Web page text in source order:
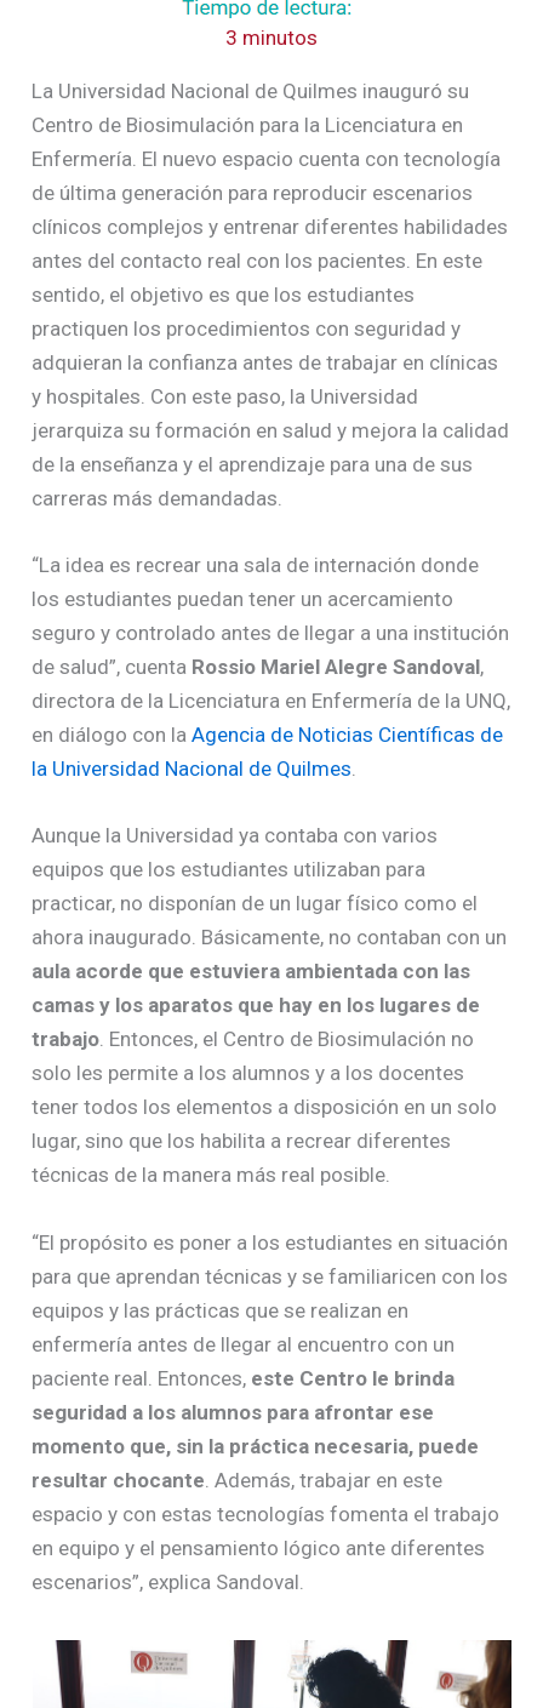
3 minutos
La Universidad Nacional de Quilmes inauguró su
Centro de Biosimulación para la Licenciatura en
Enfermería. El nuevo espacio cuenta con tecnología
de última generación para reproducir escenarios
clínicos complejos y entrenar diferentes habilidades
antes del contacto real con los pacientes. En este
sentido, el objetivo es que los estudiantes
practiquen los procedimientos con seguridad y
adquieran la confianza antes de trabajar en clínicas
y hospitales. Con este paso, la Universidad
jerarquiza su formación en salud y mejora la calidad
de la enseñanza y el aprendizaje para una de sus
carreras más demandadas.
“La idea es recrear una sala de internación donde
los estudiantes puedan tener un acercamiento
seguro y controlado antes de llegar a una institución
de salud”, cuenta Rossio Mariel Alegre Sandoval,
directora de la Licenciatura en Enfermería de la UNQ,
en diálogo con laAgencia de Noticias Científicas de
la Universidad Nacional de Quilmes.
Aunque la Universidad ya contaba con varios
equipos que los estudiantes utilizaban para
practicar, no disponían de un lugar físico como el
ahora inaugurado. Básicamente, no contaban con un
aula acorde que estuviera ambientada con las
camas y los aparatos que hay en los lugares de
trabajo. Entonces, el Centro de Biosimulación no
solo les permite a los alumnos y a los docentes
tener todos los elementos a disposición en un solo
lugar, sino que los habilita a recrear diferentes
técnicas de la manera más real posible.
“El propósito es poner a los estudiantes en situación
para que aprendan técnicas y se familiaricen con los
equipos y las prácticas que se realizan en
enfermería antes de llegar al encuentro con un
paciente real. Entonces, este Centro le brinda
seguridad a los alumnos para afrontar ese
momento que, sin la práctica necesaria, puede
resultar chocante . Además, trabajar en este
espacio y con estas tecnologías fomenta el trabajo
en equipo y el pensamiento lógico ante diferentes
escenarios”, explica Sandoval.